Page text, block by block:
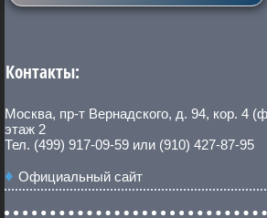
Контакты:
Москва, пр-т Вернадского, д. 94, кор. 4
этаж 2
Тел. (499) 917-09-59 или (910) 427-87-95
Официальный сайт